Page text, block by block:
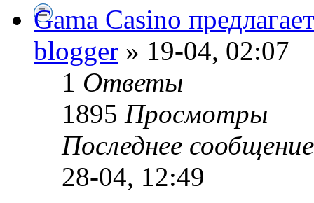
Gama Casino
blogger » 19-04, 02:07
1 Ответы
1895 Просмотры
Последнее
28-04, 12:49